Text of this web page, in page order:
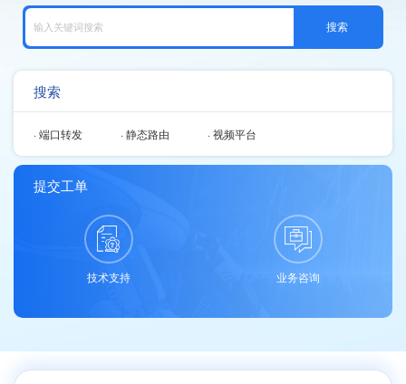
搜索
· 端口转发 · 静态路由 · 视频平台
提交工单
技术支持 业务咨询